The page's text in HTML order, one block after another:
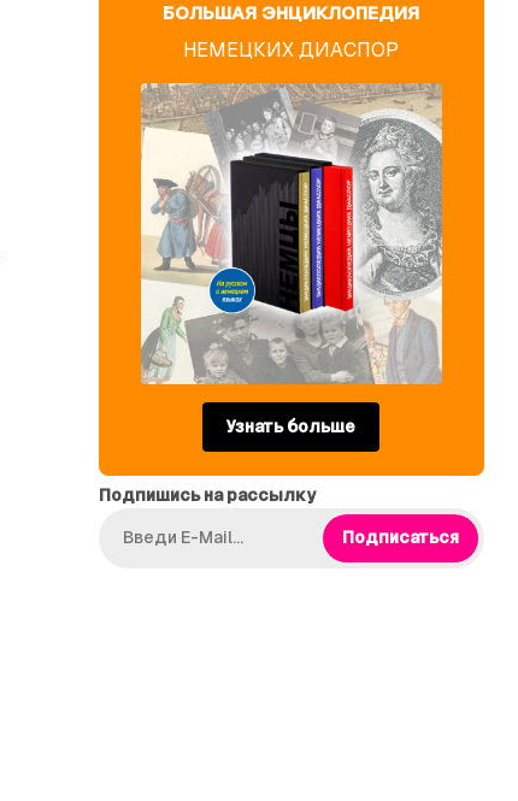
БОЛЬШАЯ ЭНЦИКЛОПЕДИЯ
НЕМЕЦКИХ ДИАСПОР
Узнать больше
Подпишись на рассылку
Подписаться